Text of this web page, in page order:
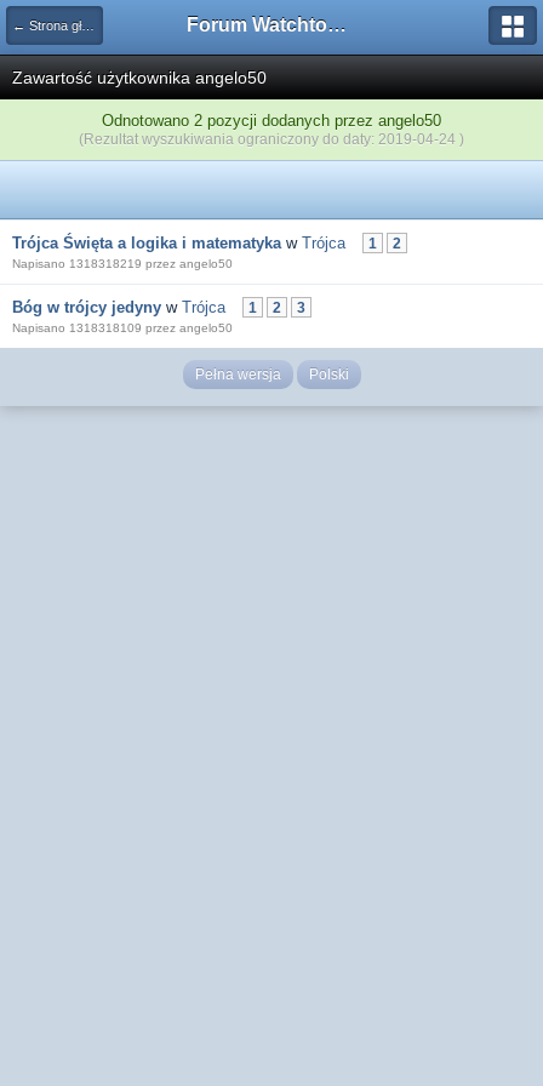
← Strona główna Forum Watchtower
Zawartość użytkownika angelo50
Odnotowano 2 pozycji dodanych przez angelo50
(Rezultat wyszukiwania ograniczony do daty: 2019-04-24 )
Trójca Święta a logika i matematykaw Trójca 1 2
Napisano 1318318219 przez angelo50
Bóg w trójcy jedyny w Trójca 1 2 3
Napisano 1318318109 przez angelo50
Pełna wersja Polski